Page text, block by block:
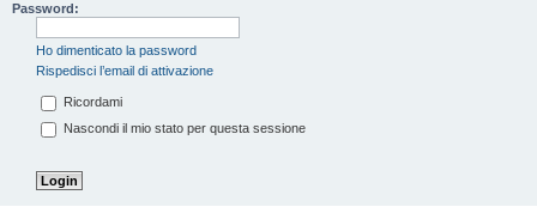
Password:
Ho dimenticato la password
Rispedisci l’email di attivazione
Ricordami
Nascondi il mio stato per questa sessione